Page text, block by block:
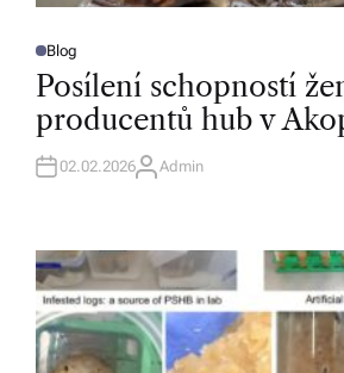
P
O
T
E
D
N
Blog
Posílení schopností
producentů hub v
02.02.2026A
R
Admin